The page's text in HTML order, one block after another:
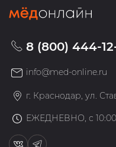
8 (800) 444-
info@med-online.ru
г. Краснодар, ул.
ЕЖЕДНЕВНО, с 10:00